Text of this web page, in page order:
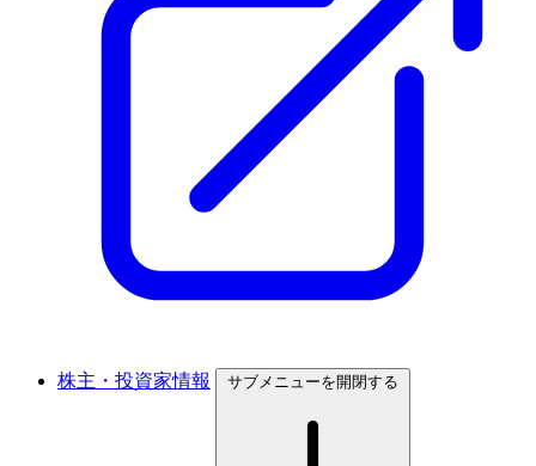
株主・投資家情報 サブメニューを開閉する